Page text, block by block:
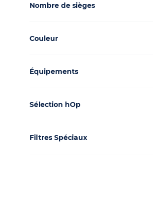
Nombre de sièges
Couleur
Équipements
Sélection hOp
Filtres Spéciaux